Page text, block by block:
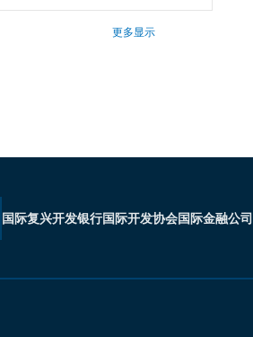
更多显示
国际复兴开发银行国际开发协会国际金融公司